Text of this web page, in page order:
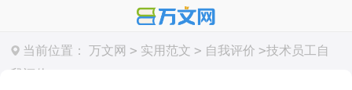
当前位置： 万文网 > 实用范文 > 自我评价 >技术员工自
我评价